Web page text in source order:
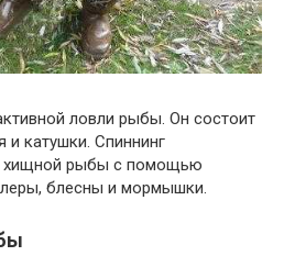
ловли рыбы. Он состоит
и катушки. Спиннинг
хищной рыбы с помощью
блесны и мормышки.